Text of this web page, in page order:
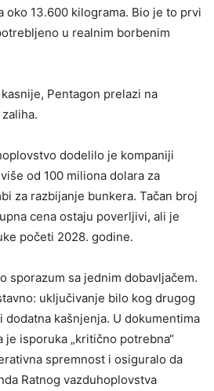
oko 13.600 kilograma. Bio je to prvi
u realnim borbenim
Pentagon prelazi na
dodelilo je kompaniji
od 100 miliona dolara za
za razbijanje bunkera. Tačan broj
cena ostaju poverljivi, ali je
početi 2028. godine.
sporazum sa jednim dobavljačem.
uključivanje bilo kog drugog
dodatna kašnjenja. U dokumentima
je isporuka „kritično potrebna“
spremnost i osiguralo da
Ratnog vazduhoplovstva